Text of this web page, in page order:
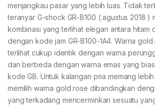
menjangkau pasar yang lebih luas. Tidak
teranyar G-shock GR-B100 ( agustus 2018 )
kombinasi yang terlihat elegan antara hitam
dengan kode jam GR-B100-1A4. Warna
terlihat cukup identik dengan warna
dan berbeda dengan warna emas yang
kode GB. Untuk kalangan pria memang
memilih warna gold rose dibandingkan
yang terkadang mencerminkan sesuatu